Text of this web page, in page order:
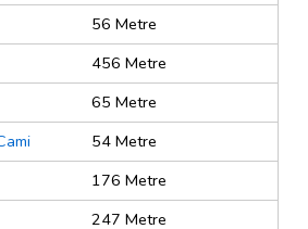
56 Metre
456 Metre
65 Metre
54 Metre
176 Metre
247 Metre